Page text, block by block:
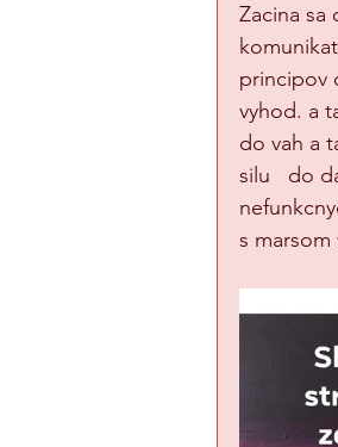
Zacina
principov
vyhod. a
do vah a
silu   do
s